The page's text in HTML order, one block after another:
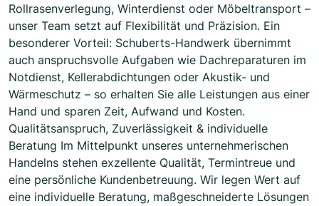
Rollrasenverlegung, Winterdienst oder Möbeltransport –
unser Team setzt auf Flexibilität und Präzision. Ein
besonderer Vorteil: Schuberts-Handwerk übernimmt
auch anspruchsvolle Aufgaben wie Dachreparaturen im
Notdienst, Kellerabdichtungen oder Akustik- und
Wärmeschutz – so erhalten Sie alle Leistungen aus einer
Hand und sparen Zeit, Aufwand und Kosten.
Qualitätsanspruch, Zuverlässigkeit & individuelle
Beratung Im Mittelpunkt unseres unternehmerischen
Handelns stehen exzellente Qualität, Termintreue und
eine persönliche Kundenbetreuung. Wir legen Wert auf
eine individuelle Beratung, maßgeschneiderte Lösungen